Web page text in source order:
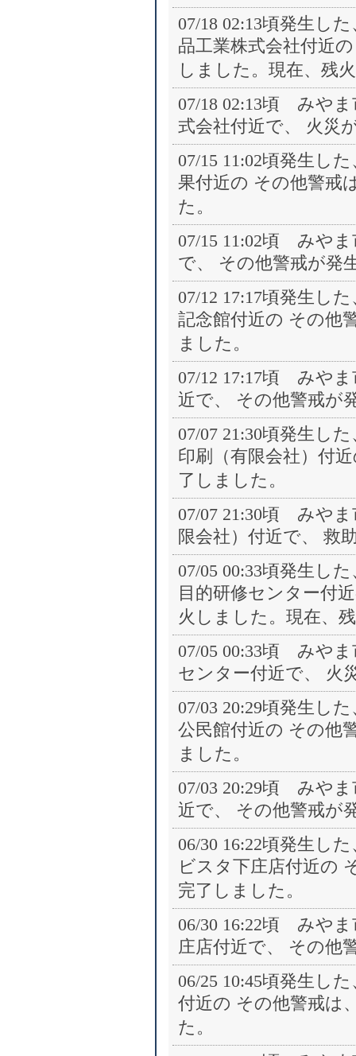
07/18 02:13頃発生し
品工業株式会社付近
しました。現在、残
07/18 02:13頃 みやま
式会社付近で、 火災
07/15 11:02頃発生し
果付近の その他警戒
た。
07/15 11:02頃 みやま
で、 その他警戒が発
07/12 17:17頃発生し
記念館付近の その他
ました。
07/12 17:17頃 みやま
近で、 その他警戒が
07/07 21:30頃発生し
印刷（有限会社）付
了しました。
07/07 21:30頃 みやま
限会社）付近で、 救
07/05 00:33頃発生し
目的研修センター付
火しました。現在、
07/05 00:33頃 みやま
センター付近で、 火
07/03 20:29頃発生し
公民館付近の その他
ました。
07/03 20:29頃 みやま
近で、 その他警戒が
06/30 16:22頃発生し
ビスタ下庄店付近の
完了しました。
06/30 16:22頃 みや
庄店付近で、 その他
06/25 10:45頃発生し
付近の その他警戒は
た。